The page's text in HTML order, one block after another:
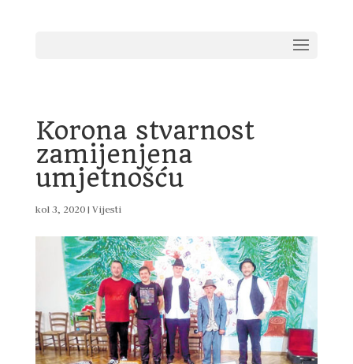
Korona stvarnost
zamijenjena
umjetnošću
kol 3, 2020| Vijesti